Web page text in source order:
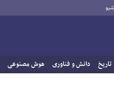
تاریخ دانش و فناوری هوش مصنوعی